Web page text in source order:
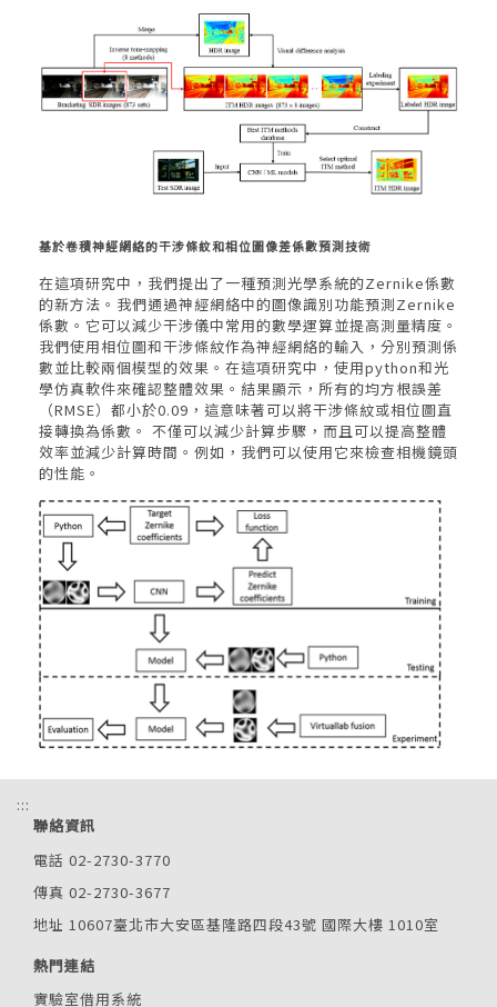
基於卷積神經網絡的干涉條紋和相位圖像差係數預測技術
在這項研究中，我們提出了一種預測光學系統的Zernike係數
的新方法。我們通過神經網絡中的圖像識別功能預測Zernike
係數。它可以減少干涉儀中常用的數學運算並提高測量精度。
我們使用相位圖和干涉條紋作為神經網絡的輸入，分別預測係
數並比較兩個模型的效果。在這項研究中，使用python和光
學仿真軟件來確認整體效果。結果顯示，所有的均方根誤差
（RMSE）都小於0.09，這意味著可以將干涉條紋或相位圖直
接轉換為係數。 不僅可以減少計算步驟，而且可以提高整體
效率並減少計算時間。例如，我們可以使用它來檢查相機鏡頭
的性能。
:::
聯絡資訊
電話 02-2730-3770
傳真 02-2730-3677
地址 10607臺北市大安區基隆路四段43號 國際大樓 1010室
熱門連結
實驗室借用系統